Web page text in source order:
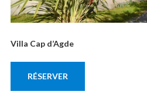
Villa Cap d’Agde
RÉSERVER